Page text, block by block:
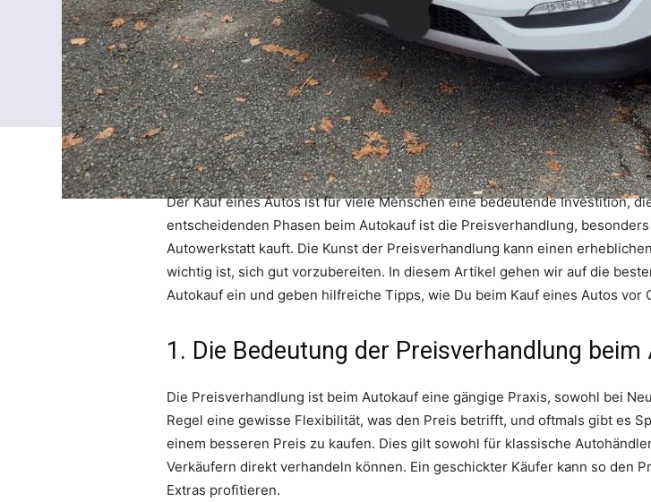
Der Kauf eines Autos ist für viele Menschen eine bedeutende Investition,
entscheidenden Phasen beim Autokauf ist die Preisverhandlung,
Autowerkstatt kauft. Die Kunst der Preisverhandlung kann einen
wichtig ist, sich gut vorzubereiten. In diesem Artikel gehen wir auf die
Autokauf ein und geben hilfreiche Tipps, wie Du beim Kauf eines Autos vor
1. Die Bedeutung der Preisverhandlung
Die Preisverhandlung ist beim Autokauf eine gängige Praxis, sowohl bei
Regel eine gewisse Flexibilität, was den Preis betrifft, und oftmals gibt es
einem besseren Preis zu kaufen. Dies gilt sowohl für klassische
Verkäufern direkt verhandeln können. Ein geschickter Käufer kann so den
Extras profitieren.